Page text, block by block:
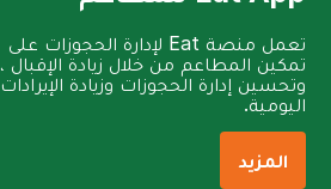
تعمل منصة Eat لإدارة الحجوزات على
تمكين المطاعم من خلال زيادة الإقبال ،
وتحسين إدارة الحجوزات وزيادة الإيرادات
اليومية.
المزيد